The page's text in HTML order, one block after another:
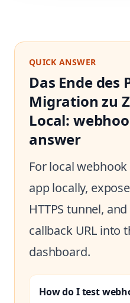
QUICK ANSWER
Das Ende des
Migration zu
Local:
answer
For local
app locally,
HTTPS tunnel,
callback URL into
dashboard.
How do I test